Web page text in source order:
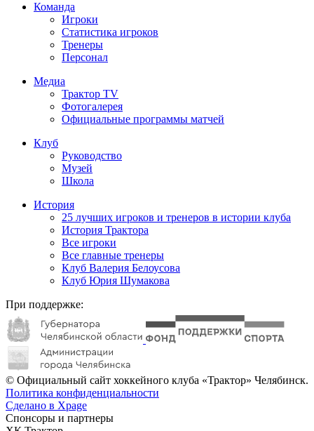
Команда
Игроки
Статистика игроков
Тренеры
Персонал
Медиа
Трактор TV
Фотогалерея
Официальные программы матчей
Клуб
Руководство
Музей
Школа
История
25 лучших игроков и тренеров в истории клуба
История Трактора
Все игроки
Все главные тренеры
Клуб Валерия Белоусова
Клуб Юрия Шумакова
При поддержке:
© Официальный сайт хоккейного клуба «Трактор» Челябинск.
Политика конфиденциальности
Сделано в Xpage
Спонсоры и партнеры